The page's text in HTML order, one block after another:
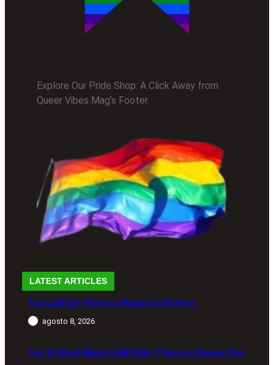
Explore Our Pride Shop: A Click Away from
Queer Vibes Mag’s Footer.
LATEST ARTICLES
Top LGBTQ+ Films to Watch on Disney+
agosto 8, 2026
Top 15 Must-Watch LGBTQIA+ Films on Disney Plus